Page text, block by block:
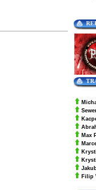
Max
Filip